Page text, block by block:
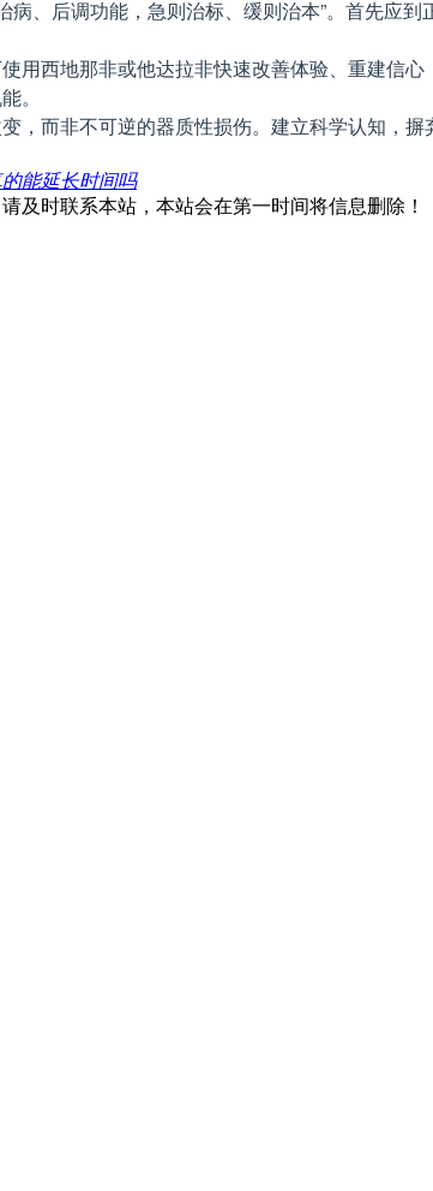
、后调功能，急则治标、缓则治本”。首先应
用西地那非或他达拉非快速改善体验、重建信
。
，而非不可逆的器质性损伤。建立科学认知，
能延长时间吗
及时联系本站，本站会在第一时间将信息删除！